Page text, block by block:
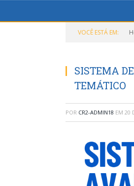
VOCÊ ESTÁ EM:
SISTEMA
TEMÁTICO
POR CR2-ADMIN18 EM 20